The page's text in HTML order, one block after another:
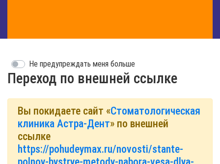
Переход по внешней ссылке
Не предупреждать меня больше
Вы покидаете сайт «Стоматологическая
клиника Астра-Дент» по внешней
ссылке
https://pohudeymax.ru/novosti/stante-